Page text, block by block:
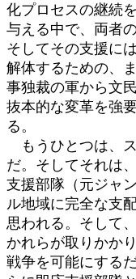
化プロセスの継続
与える中で、両者
そしてその支援に
解体するための、
事独裁の軍から文
抜本的な変革を強
る。
もうひとつは、
だ。そしてそれは
支援部隊（元ジャ
ル地域に完全な支
思われる。そして
かれらが取りかか
戦争を可能にする